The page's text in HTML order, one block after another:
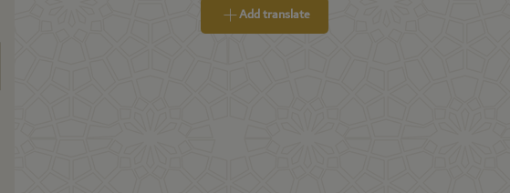
Add translate